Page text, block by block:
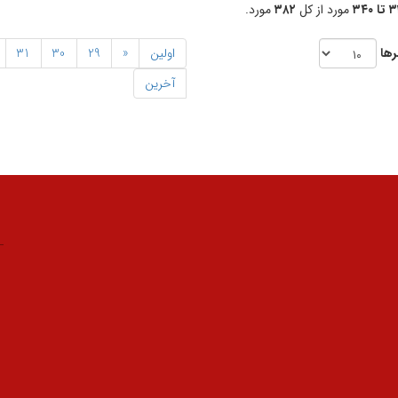
مورد از کل ۳۸۲مورد.
اولین «
29
30
31
آخرین